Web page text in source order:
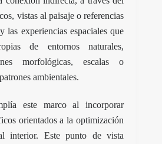
vistas al paisaje o referencias
las experiencias espaciales que
de entornos naturales,
morfológicas, escalas o
ambientales.
este marco al incorporar
orientados a la optimización
interior. Este punto de vista